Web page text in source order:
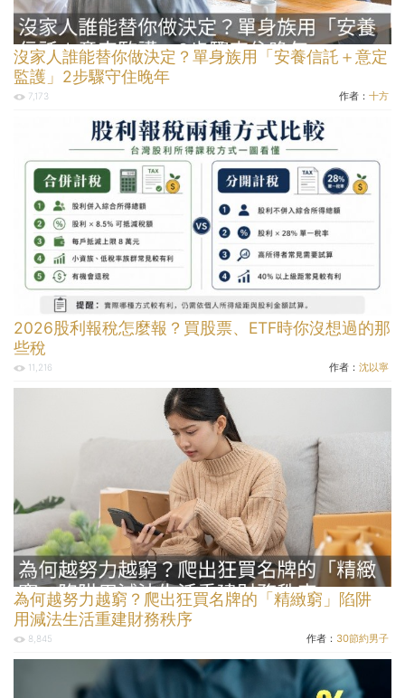
沒家人誰能替你做決定？單身族用「安養信託＋意定
監護」2步驟守住晚年
7,173 作者： 十方
2026股利報稅怎麼報？買股票、ETF時你沒想過的那
些稅
11,216 作者： 沈以寧
為何越努力越窮？爬出狂買名牌的「精緻窮」陷阱
用減法生活重建財務秩序
8,845 作者： 30節約男子